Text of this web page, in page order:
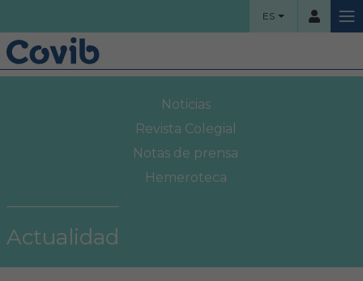
ES
HOME
Comisiones asesoras
Noticias
Revista Colegial
Notas de prensa
Hemeroteca
Actualidad